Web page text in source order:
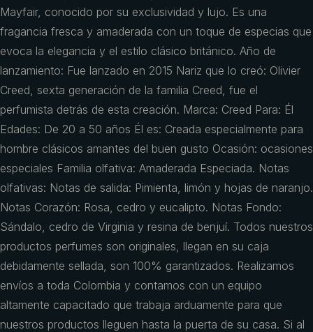
Mayfair, conocido por su exclusividad y lujo. Es una
fragancia fresca y amaderada con un toque de especias que
evoca la elegancia y el estilo clásico británico. Año de
lanzamiento: Fue lanzado en 2015 Nariz que lo creó: Olivier
Creed, sexta generación de la familia Creed, fue el
perfumista detrás de esta creación. Marca: Creed Para: Él
Edades: De 20 a 50 años Él es: Creada especialmente para
hombre clásicos amantes del buen gusto Ocasión: ocasiones
especiales Familia olfativa: Amaderada Especiada. Notas
olfativas: Notas de salida: Pimienta, limón y hojas de naranjo.
Notas Corazón: Rosa, cedro y eucalipto. Notas Fondo:
Sándalo, cedro de Virginia y resina de benjuí. Todos nuestros
productos perfumes son originales, llegan en su caja
debidamente sellada, son 100% garantizados. Realizamos
envíos a toda Colombia y contamos con un equipo
altamente capacitado que trabaja arduamente para que
nuestros productos lleguen hasta la puerta de su casa. Si al